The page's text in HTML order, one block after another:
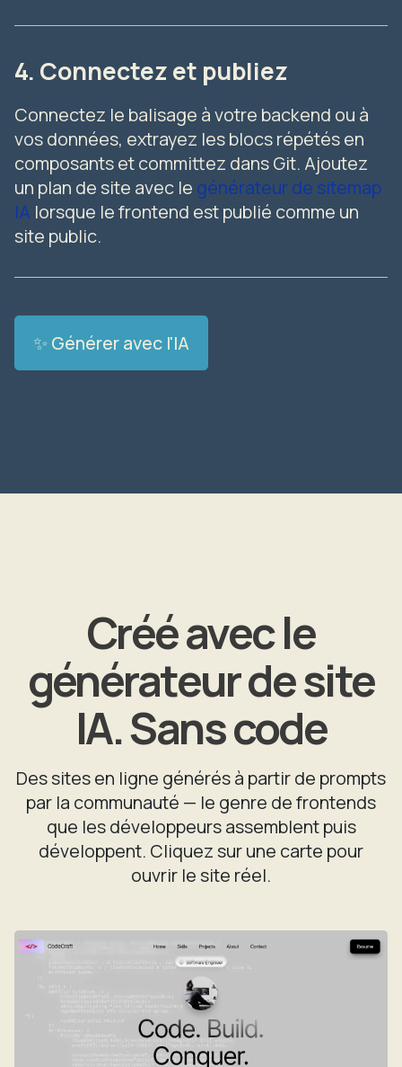
4. Connectez et publiez
Connectez le balisage à votre backend ou à
vos données, extrayez les blocs répétés en
composants et committez dans Git. Ajoutez
un plan de site avec le générateur de sitemap
IA lorsque le frontend est publié comme un
site public.
✨ Générer avec l'IA
Créé avec le
générateur de site
IA. Sans code
Des sites en ligne générés à partir de prompts
par la communauté — le genre de frontends
que les développeurs assemblent puis
développent. Cliquez sur une carte pour
ouvrir le site réel.